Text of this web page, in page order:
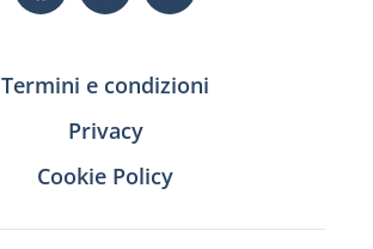
Termini e condizioni
Privacy
Cookie Policy